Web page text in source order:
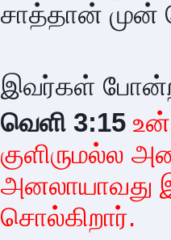
சாத்தான் முன்
இவர்கள்
வெளி 3:15 உன்
குளிருமல்ல
அனலாயாவது
சொல்கிறார்.